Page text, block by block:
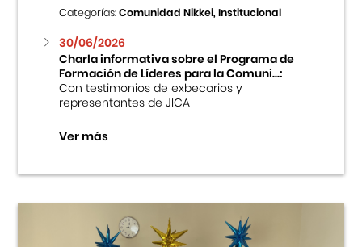
Categorías:Comunidad Nikkei, Institucional
30/06/2026
Charla informativa sobre el Programa de
Formación de Líderes para la Comuni...:
Con testimonios de exbecarios y
representantes de JICA
Ver más